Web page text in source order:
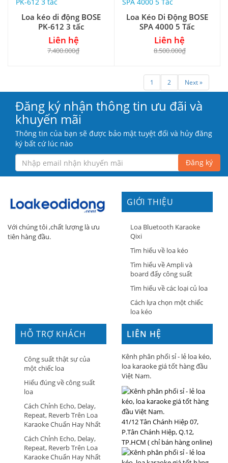
Loa kéo di động BOSE
PK-612 3 tấc
Liên hệ
7.400.000₫
Loa Kéo Di Động BOSE
SPA 4000 5 Tấc
Liên hệ
8.500.000₫
1 2 Next »
Đăng ký nhận thông tin ưu đãi và
khuyến mãi
Thông tin của bạn sẽ được bảo mật tuyệt đối và hủy đăng
ký bất cứ lúc nào
Đăng ký
Với chúng tôi ,chất lượng là ưu
tiên hàng đầu.
GIỚI THIỆU
Loa Bluetooth Karaoke
Qixi
Tìm hiểu về loa kéo
Tìm hiểu về Ampli và
board đẩy công suất
Tìm hiểu về các loại củ loa
Cách lựa chọn một chiếc
loa kéo
HỖ TRỢ KHÁCH
HÀNG
Công suất thật sự của
một chiếc loa
Hiểu đúng về công suất
loa
Cách Chỉnh Echo, Delay,
Repeat, Reverb Trên Loa
Karaoke Chuẩn Hay Nhất
Cách Chỉnh Echo, Delay,
Repeat, Reverb Trên Loa
Karaoke Chuẩn Hay Nhất
LIÊN HỆ
Kênh phân phối sỉ - lẻ loa kéo,
loa karaoke giá tốt hàng đầu
Việt Nam.
41/12 Tân Chánh Hiệp 07,
P.Tân Chánh Hiệp, Q.12,
TP.HCM ( chỉ bán hàng online)